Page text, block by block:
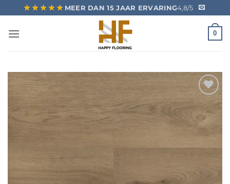
naar
inhoud
★★★★★
★★★★★ MEER DAN 15 JAAR ERVARING4,8/5
0
Toevoegen
aan
verlanglijst